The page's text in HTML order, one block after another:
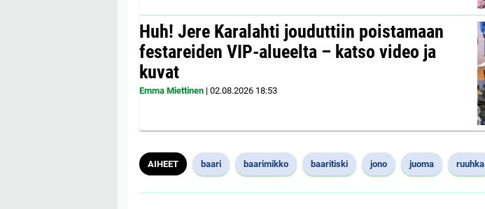
Huh! Jere Karalahti jouduttiin poistamaan
festareiden VIP-alueelta – katso video ja
kuvat
Emma Miettinen | 02.08.2026 18:53
AIHEET baari baarimikko baaritiski jono juoma ruuhka